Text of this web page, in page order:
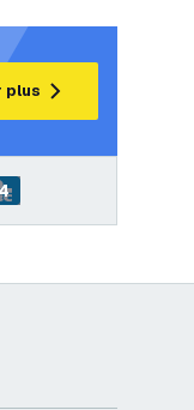
d’éclairage
plus